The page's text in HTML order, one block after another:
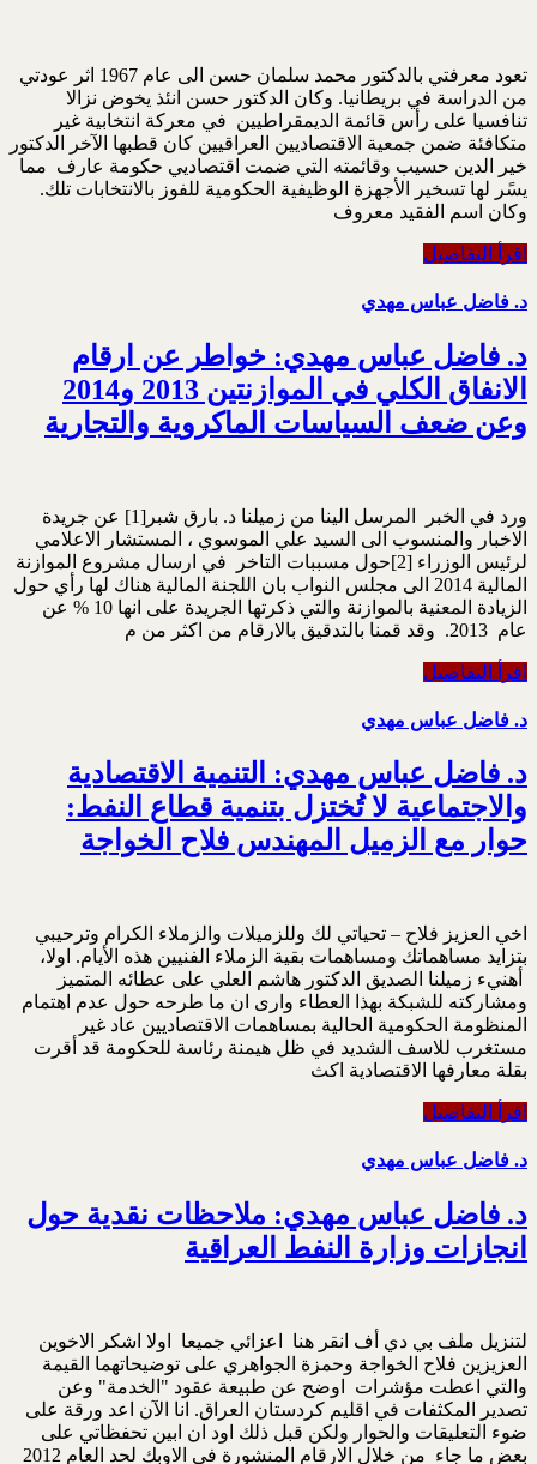
تعود معرفتي بالدكتور محمد سلمان حسن الى عام 1967 اثر عودتي
من الدراسة في بريطانيا. وكان الدكتور حسن انئذ يخوض نزالا
تنافسيا على رأس قائمة الديمقراطيين في معركة انتخابية غير
متكافئة ضمن جمعية الاقتصاديين العراقيين كان قطبها الآخر الدكتور
خير الدين حسيب وقائمته التي ضمت اقتصاديي حكومة عارف مما
يسًر لها تسخير الأجهزة الوظيفية الحكومية للفوز بالانتخابات تلك.
وكان اسم الفقيد معروف
اقرأ التفاصيل
د. فاضل عباس مهدي
د. فاضل عباس مهدي: خواطر عن ارقام
الانفاق الكلي في الموازنتين 2013 و2014
وعن ضعف السياسات الماكروية والتجارية
ورد في الخبر المرسل الينا من زميلنا د. بارق شبر[1] عن جريدة
الاخبار والمنسوب الى السيد علي الموسوي ، المستشار الاعلامي
لرئيس الوزراء [2]حول مسببات التاخر في ارسال مشروع الموازنة
المالية 2014 الى مجلس النواب بان اللجنة المالية هناك لها رأي حول
الزيادة المعنية بالموازنة والتي ذكرتها الجريدة على انها 10 % عن
عام 2013. وقد قمنا بالتدقيق بالارقام من اكثر من م
اقرأ التفاصيل
د. فاضل عباس مهدي
د. فاضل عباس مهدي: التنمية الاقتصادية
والاجتماعية لا تُختزل بتنمية قطاع النفط:
حوار مع الزميل المهندس فلاح الخواجة
اخي العزيز فلاح – تحياتي لك وللزميلات والزملاء الكرام وترحيبي
بتزايد مساهماتك ومساهمات بقية الزملاء الفنيين هذه الأيام. اولا،
أهنيء زميلنا الصديق الدكتور هاشم العلي على عطائه المتميز
ومشاركته للشبكة بهذا العطاء وارى ان ما طرحه حول عدم اهتمام
المنظومة الحكومية الحالية بمساهمات الاقتصاديين عاد غير
مستغرب للاسف الشديد في ظل هيمنة رئاسة للحكومة قد أقرت
بقلة معارفها الاقتصادية اكث
اقرأ التفاصيل
د. فاضل عباس مهدي
د. فاضل عباس مهدي: ملاحظات نقدية حول
انجازات وزارة النفط العراقية
لتنزيل ملف بي دي أف انقر هنا اعزائي جميعا اولا اشكر الاخوين
العزيزين فلاح الخواجة وحمزة الجواهري على توضيحاتهما القيمة
والتي اعطت مؤشرات اوضح عن طبيعة عقود "الخدمة" وعن
تصدير المكثفات في اقليم كردستان العراق. انا الآن اعد ورقة على
ضوء التعليقات والحوار ولكن قبل ذلك اود ان ابين تحفظاتي على
بعض ما جاء من خلال الارقام المنشورة في الاوبك لحد العام 2012